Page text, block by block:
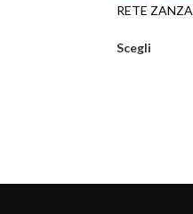
RETE
Scegli